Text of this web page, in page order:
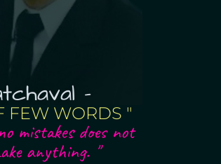
-
FEW WORDS "
mistakes does not
anything. "